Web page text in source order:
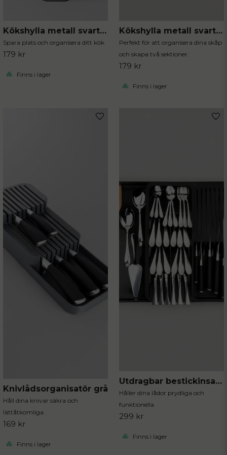
Skicka fråga
Kökshylla metall svart hörn
Spara plats och organisera ditt kök
179 kr
Finns i lager
Kökshylla metall svart justerbar
Perfekt för att organisera dina skåp
och skapa två sektioner.
179 kr
Finns i lager
Knivlådsorganisatör grå
Håll dina knivar säkra och
lättåtkomliga.
169 kr
Finns i lager
Utdragbar bestickinsats svart 40x31 cm
Håller dina lådor prydliga och
funktionella
299 kr
Finns i lager